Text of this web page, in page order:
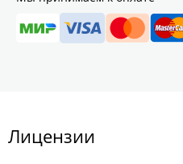
Лицензии